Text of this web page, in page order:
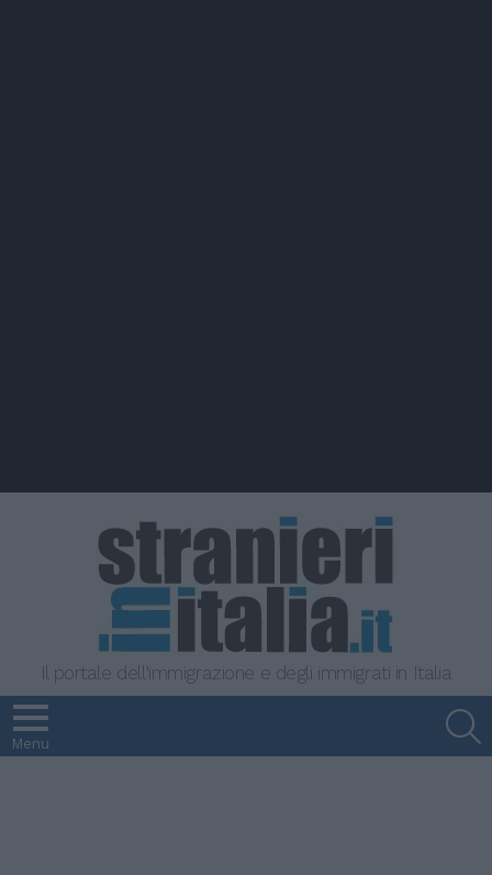
Il portale dell'immigrazione e degli immigrati in Italia
Menu